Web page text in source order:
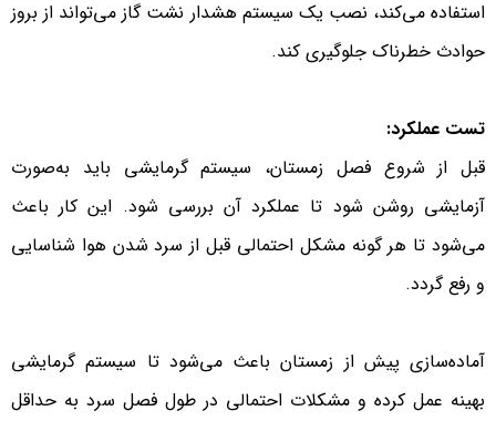
استفاده می‌کند، نصب یک سیستم هشدار نشت گاز می‌تواند از بروز
حوادث خطرناک جلوگیری کند.
تست عملکرد:
قبل از شروع فصل زمستان، سیستم گرمایشی باید به‌صورت
آزمایشی روشن شود تا عملکرد آن بررسی شود. این کار باعث
می‌شود تا هر گونه مشکل احتمالی قبل از سرد شدن هوا شناسایی
و رفع گردد.
آماده‌سازی پیش از زمستان باعث می‌شود تا سیستم گرمایشی
بهینه عمل کرده و مشکلات احتمالی در طول فصل سرد به حداقل